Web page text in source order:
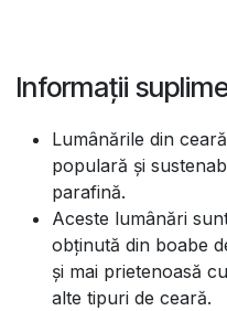
Informații
Lumânările din
populară și
parafină.
Aceste lumânări
obținută din boabe
și mai prietenoasă
alte tipuri de ceară.